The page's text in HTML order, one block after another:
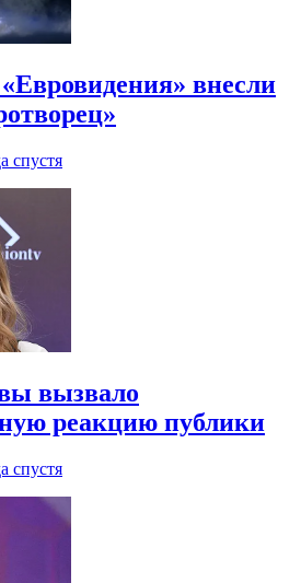
внесли
спустя
вызвало
реакцию публики
спустя